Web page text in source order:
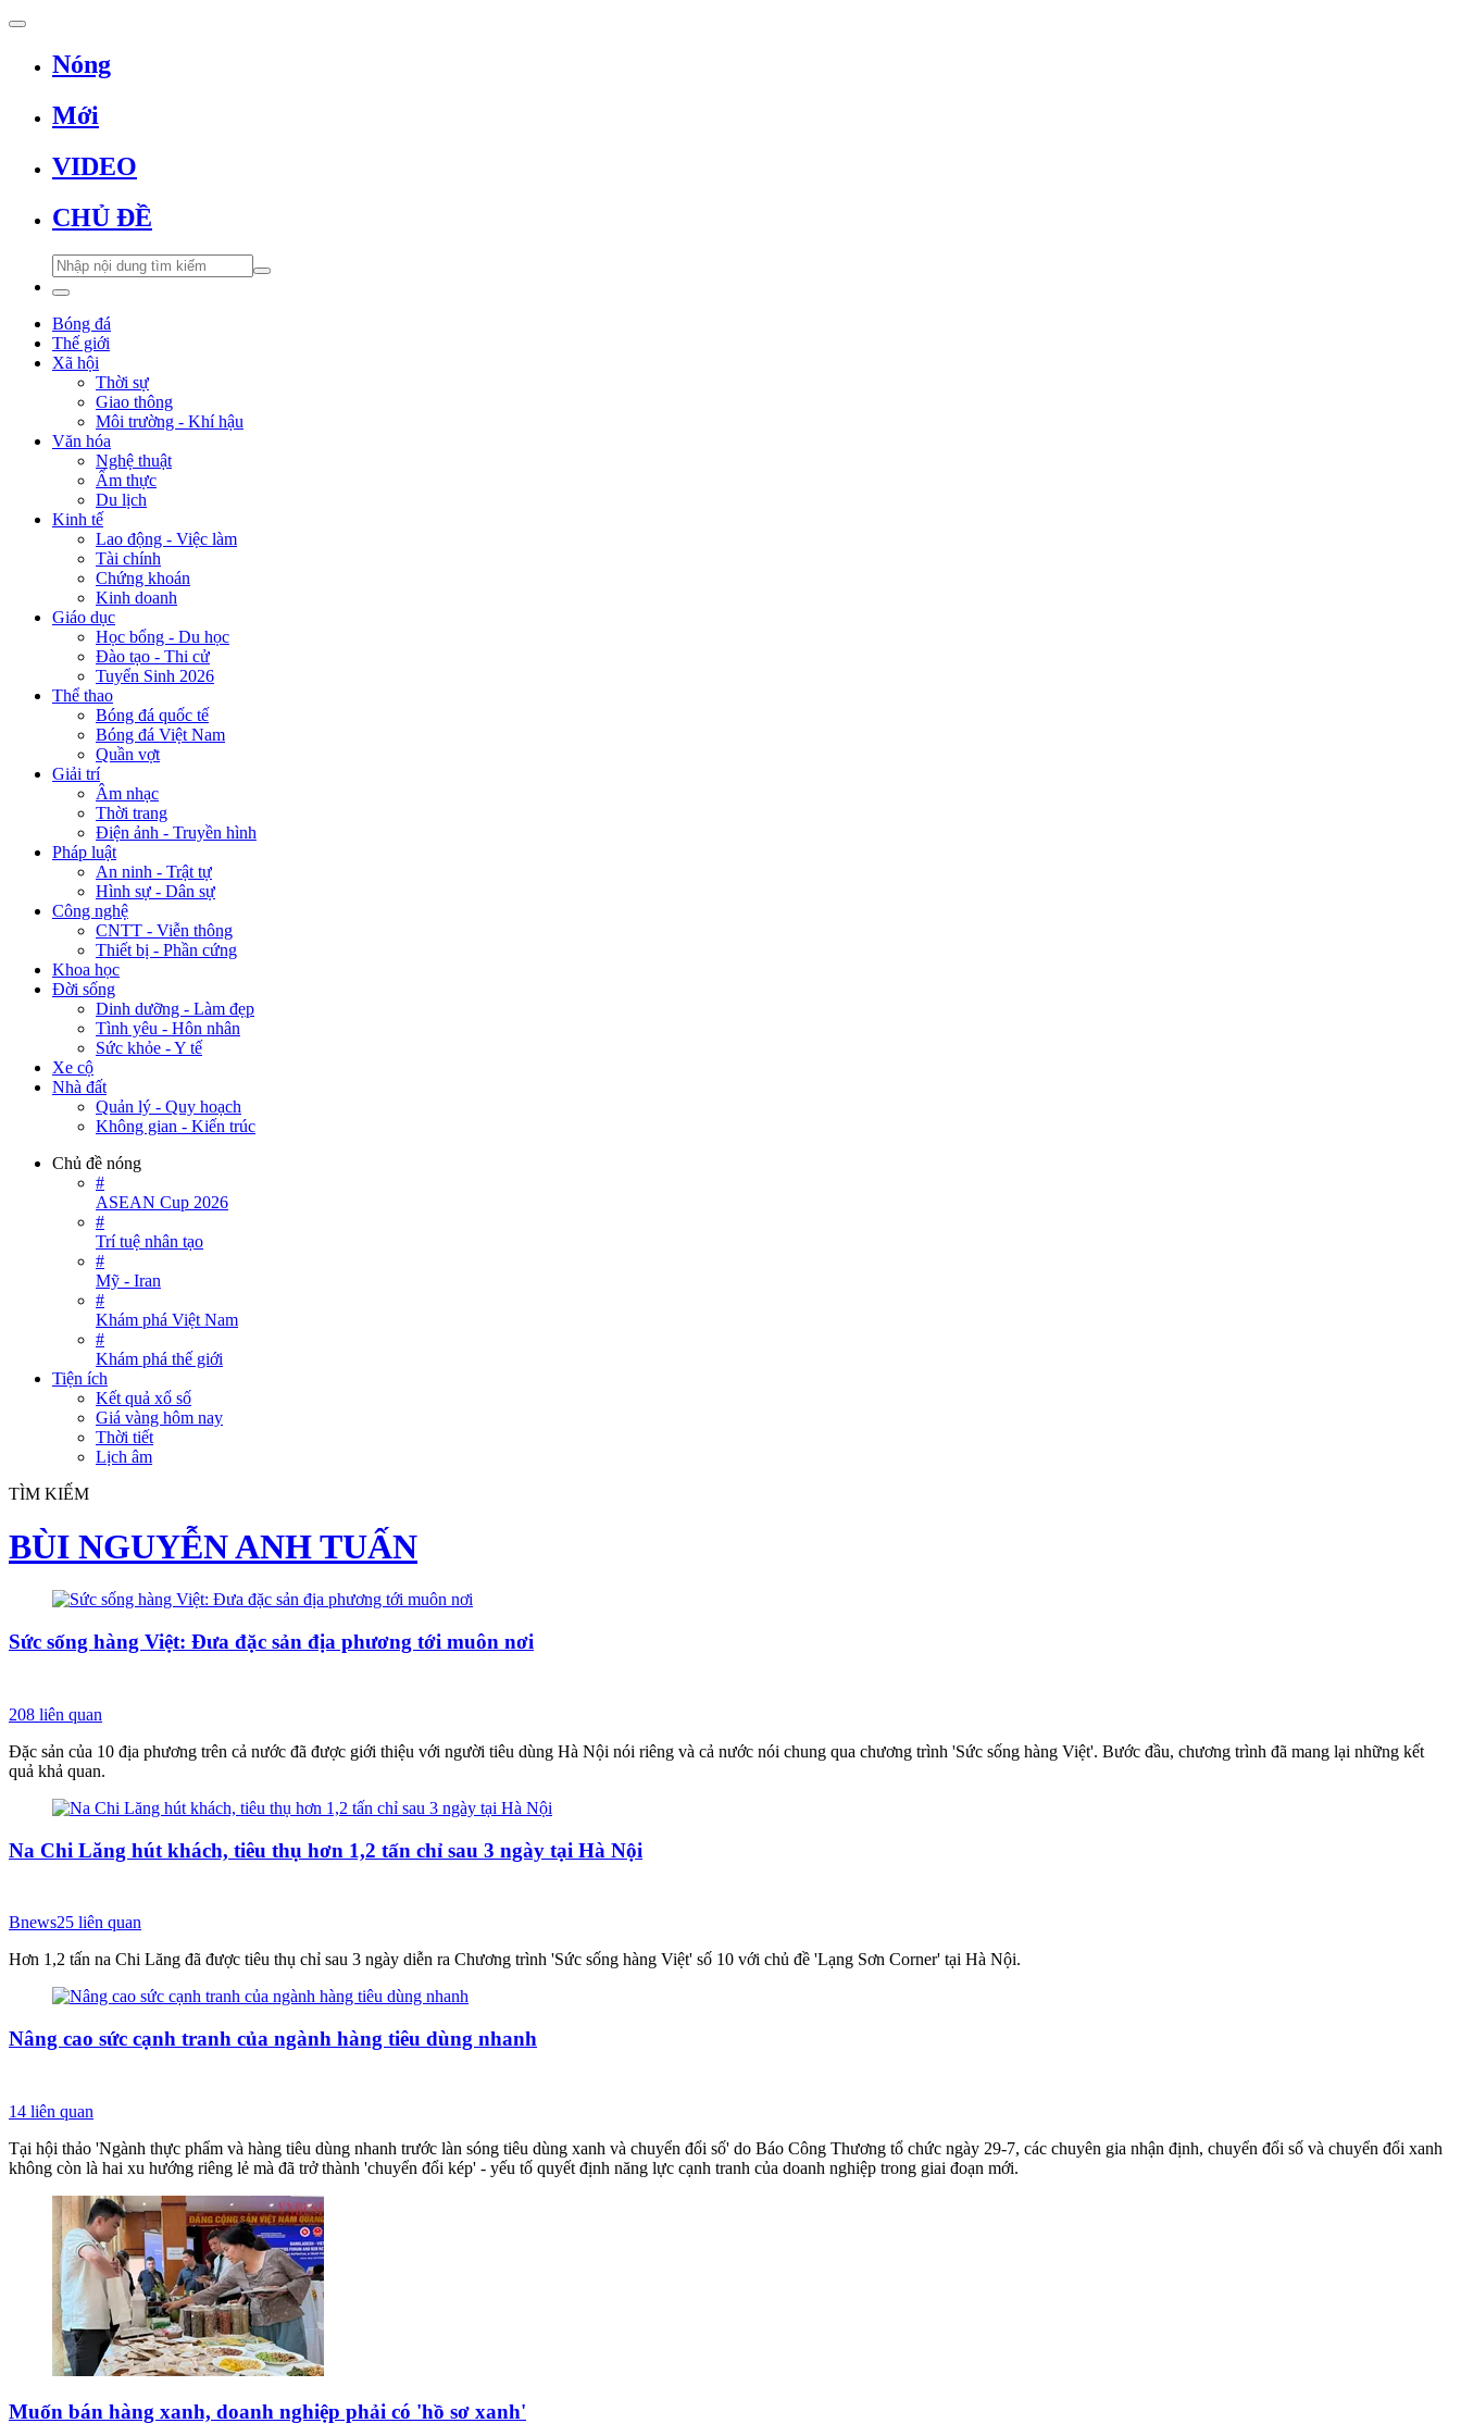
Nóng
Mới
VIDEO
CHỦ ĐỀ
Bóng đá
Thế giới
Xã hội
Thời sự
Giao thông
Môi trường - Khí hậu
Văn hóa
Nghệ thuật
Ẩm thực
Du lịch
Kinh tế
Lao động - Việc làm
Tài chính
Chứng khoán
Kinh doanh
Giáo dục
Học bổng - Du học
Đào tạo - Thi cử
Tuyển Sinh 2026
Thể thao
Bóng đá quốc tế
Bóng đá Việt Nam
Quần vợt
Giải trí
Âm nhạc
Thời trang
Điện ảnh - Truyền hình
Pháp luật
An ninh - Trật tự
Hình sự - Dân sự
Công nghệ
CNTT - Viễn thông
Thiết bị - Phần cứng
Khoa học
Đời sống
Dinh dưỡng - Làm đẹp
Tình yêu - Hôn nhân
Sức khỏe - Y tế
Xe cộ
Nhà đất
Quản lý - Quy hoạch
Không gian - Kiến trúc
Chủ đề nóng
#
ASEAN Cup 2026
#
Trí tuệ nhân tạo
#
Mỹ - Iran
#
Khám phá Việt Nam
#
Khám phá thế giới
Tiện ích
Kết quả xổ số
Giá vàng hôm nay
Thời tiết
Lịch âm
TÌM KIẾM
BÙI NGUYỄN ANH TUẤN
Sức sống hàng Việt: Đưa đặc sản địa phương tới muôn nơi
208 liên quan
Đặc sản của 10 địa phương trên cả nước đã được giới thiệu với người tiêu dùng Hà Nội nói riêng và cả nước nói chung qua chương trình 'Sức sống hàng Việt'. Bước đầu, chương trình đã mang lại những kết
quả khả quan.
Na Chi Lăng hút khách, tiêu thụ hơn 1,2 tấn chỉ sau 3 ngày tại Hà Nội
Bnews25 liên quan
Hơn 1,2 tấn na Chi Lăng đã được tiêu thụ chỉ sau 3 ngày diễn ra Chương trình 'Sức sống hàng Việt' số 10 với chủ đề 'Lạng Sơn Corner' tại Hà Nội.
Nâng cao sức cạnh tranh của ngành hàng tiêu dùng nhanh
14 liên quan
Tại hội thảo 'Ngành thực phẩm và hàng tiêu dùng nhanh trước làn sóng tiêu dùng xanh và chuyển đổi số' do Báo Công Thương tổ chức ngày 29-7, các chuyên gia nhận định, chuyển đổi số và chuyển đổi xanh
không còn là hai xu hướng riêng lẻ mà đã trở thành 'chuyển đổi kép' - yếu tố quyết định năng lực cạnh tranh của doanh nghiệp trong giai đoạn mới.
Muốn bán hàng xanh, doanh nghiệp phải có 'hồ sơ xanh'